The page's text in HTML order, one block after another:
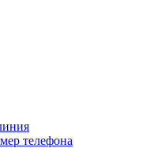
телефона